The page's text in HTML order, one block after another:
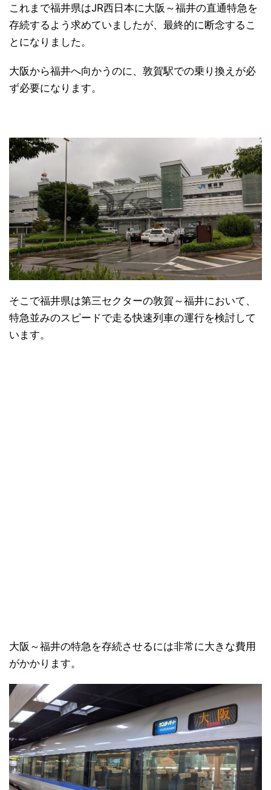
これまで福井県はJR西日本に大阪～福井の直通特急を
存続するよう求めていましたが、最終的に断念するこ
とになりました。
大阪から福井へ向かうのに、敦賀駅での乗り換えが必
ず必要になります。
そこで福井県は第三セクターの敦賀～福井において、
特急並みのスピードで走る快速列車の運行を検討して
います。
大阪～福井の特急を存続させるには非常に大きな費用
がかかります。